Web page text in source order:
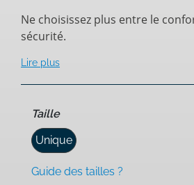
Ne choisissez plus entre le
sécurité.
Lire plus
Taille
Unique
Guide des tailles ?